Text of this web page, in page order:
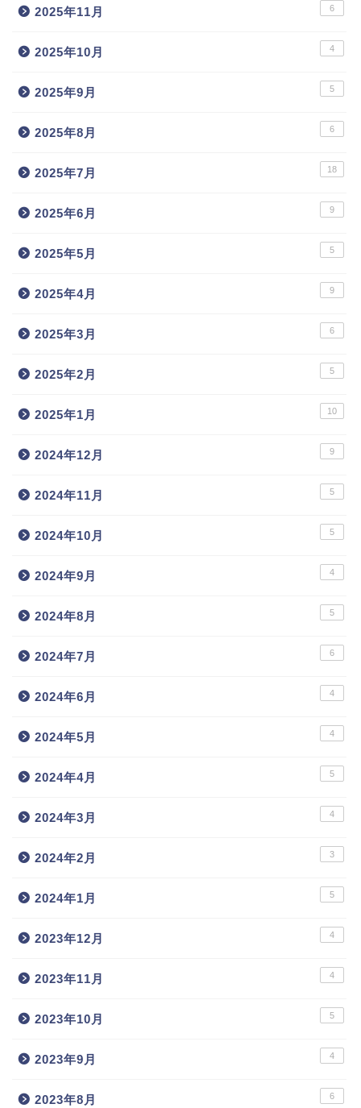
2025年11月 6
2025年10月 4
2025年9月 5
2025年8月 6
2025年7月 18
2025年6月 9
2025年5月 5
2025年4月 9
2025年3月 6
2025年2月 5
2025年1月 10
2024年12月 9
2024年11月 5
2024年10月 5
2024年9月 4
2024年8月 5
2024年7月 6
2024年6月 4
2024年5月 4
2024年4月 5
2024年3月 4
2024年2月 3
2024年1月 5
2023年12月 4
2023年11月 4
2023年10月 5
2023年9月 4
2023年8月 6